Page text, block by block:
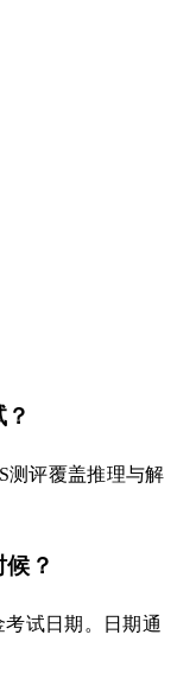
测评覆盖推理与解
？
考试日期。日期通